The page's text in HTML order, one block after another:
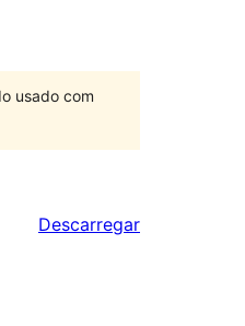
usado com
Descarregar